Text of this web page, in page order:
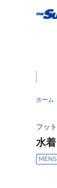
ホーム
フッ
水
MENS